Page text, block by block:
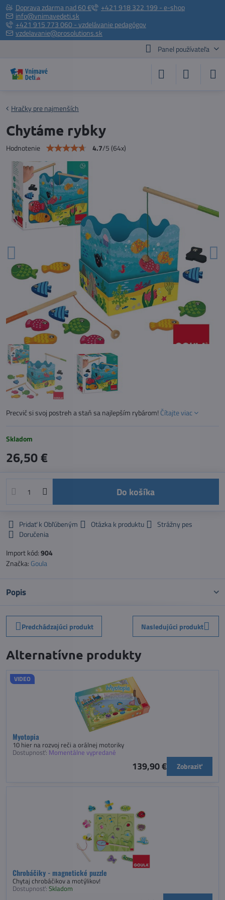
Doprava zdarma nad 60 €
+421 918 322 199 - e-shop
info@vnimavedeti.sk
+421 915 773 060 - vzdelávanie pedagógov
vzdelavanie@prosolutions.sk
Panel používateľa
Hračky pre najmenších
Chytáme rybky
Hodnotenie 4.7/5(64x)
Precvič si svoj postreh a staň sa najlepším rybárom!Čítajte viac
Skladom
26,50 €
Do košíka
Pridať k Obľúbeným Otázka k produktu
Strážny pes
Doručenia
Import kód:904
Značka: Goula
Popis
Predchádzajúci produkt Nasledujúci produkt
Alternatívne produkty
Myotopia
VIDEO
10 hier na rozvoj reči a orálnej motoriky
Dostupnosť: Momentálne vypredané
139,90 € Zobraziť
Chrobáčiky - magnetické puzzle
Chytaj chrobáčikov a motýlikov!
Dostupnosť: Skladom